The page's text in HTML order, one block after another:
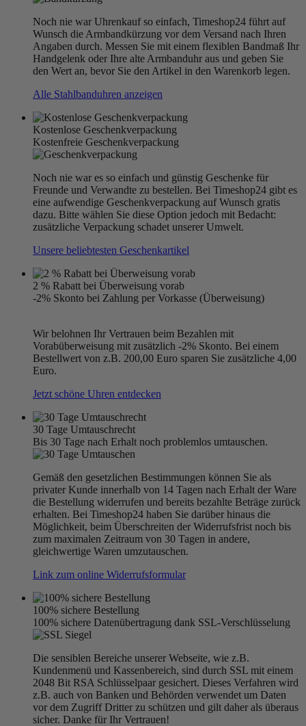
Noch nie war Uhrenkauf so einfach, Timeshop24 führt auf
Wunsch die Armbandkürzung vor dem Versand nach Ihren
Angaben durch. Messen Sie mit einem flexiblen Bandmaß Ihr
Handgelenk oder Ihre alte Armbanduhr aus und geben Sie
den Wert an, bevor Sie den Artikel in den Warenkorb legen.
Alle Stahlbanduhren anzeigen
Kostenlose Geschenkverpackung
Kostenfreie Geschenkverpackung
Noch nie war es so einfach und günstig Geschenke für
Freunde und Verwandte zu bestellen. Bei Timeshop24 gibt es
eine aufwendige Geschenkverpackung auf Wunsch gratis
dazu. Bitte wählen Sie diese Option jedoch mit Bedacht:
zusätzliche Verpackung schadet unserer Umwelt.
Unsere beliebtesten Geschenkartikel
2 % Rabatt bei Überweisung vorab
-2% Skonto bei Zahlung per Vorkasse (Überweisung)
Wir belohnen Ihr Vertrauen beim Bezahlen mit
Vorabüberweisung mit zusätzlich -2% Skonto. Bei einem
Bestellwert von z.B. 200,00 Euro sparen Sie zusätzliche 4,00
Euro.
Jetzt schöne Uhren entdecken
30 Tage Umtauschrecht
Bis 30 Tage nach Erhalt noch problemlos umtauschen.
Gemäß den gesetzlichen Bestimmungen können Sie als
privater Kunde innerhalb von 14 Tagen nach Erhalt der Ware
die Bestellung widerrufen und bereits bezahlte Beträge zurück
erhalten. Bei Timeshop24 haben Sie darüber hinaus die
Möglichkeit, beim Überschreiten der Widerrufsfrist noch bis
zum maximalen Zeitraum von 30 Tagen in andere,
gleichwertige Waren umzutauschen.
Link zum online Widerrufsformular
100% sichere Bestellung
100% sichere Datenübertragung dank SSL-Verschlüsselung
Die sensiblen Bereiche unserer Webseite, wie z.B.
Kundenmenü und Kassenbereich, sind durch SSL mit einem
2048 Bit RSA Schlüsselpaar gesichert. Dieses Verfahren wird
z.B. auch von Banken und Behörden verwendet um Daten
vor dem Zugriff Dritter zu schützen und gilt daher als überaus
sicher. Danke für Ihr Vertrauen!